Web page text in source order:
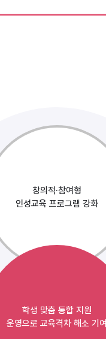
창의적·참여형
인성교육 프로그램 강화
학생 맞춤 통합 지원
운영으로 교육격차 해소 기여